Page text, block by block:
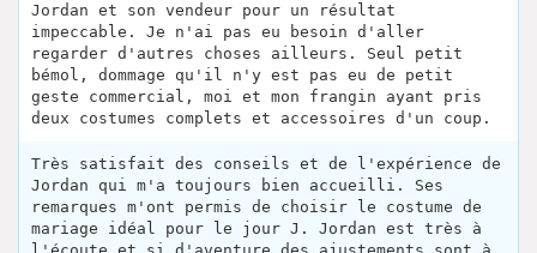
Jordan et son vendeur pour un résultat
impeccable. Je n'ai pas eu besoin d'aller
regarder d'autres choses ailleurs. Seul petit
bémol, dommage qu'il n'y est pas eu de petit
geste commercial, moi et mon frangin ayant pris
deux costumes complets et accessoires d'un coup.
Très satisfait des conseils et de l'expérience de
Jordan qui m'a toujours bien accueilli. Ses
remarques m'ont permis de choisir le costume de
mariage idéal pour le jour J. Jordan est très à